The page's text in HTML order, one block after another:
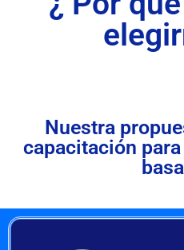
Nuestra
capacitación